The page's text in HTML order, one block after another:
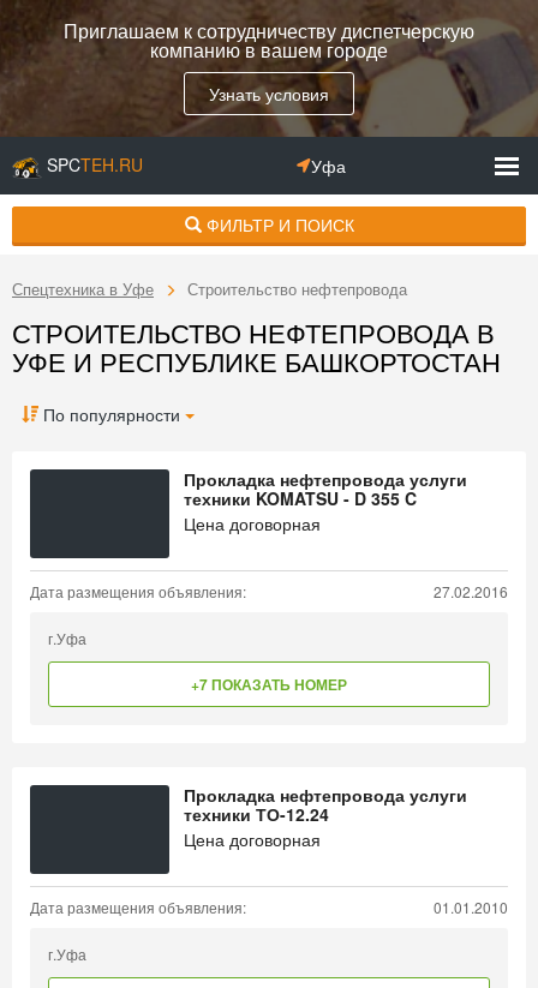
Приглашаем к сотрудничеству диспетчерскую
компанию в вашем городе
Узнать условия
SPCTEH.RU Уфа
ФИЛЬТР И ПОИСК
Спецтехника в Уфе Строительство нефтепровода
СТРОИТЕЛЬСТВО НЕФТЕПРОВОДА В
УФЕ И РЕСПУБЛИКЕ БАШКОРТОСТАН
По популярности
Прокладка нефтепровода услуги
техники KOMATSU - D 355 C
Цена договорная
Дата размещения объявления: 27.02.2016
г.Уфа
+7 ПОКАЗАТЬ НОМЕР
Прокладка нефтепровода услуги
техники ТО-12.24
Цена договорная
Дата размещения объявления: 01.01.2010
г.Уфа